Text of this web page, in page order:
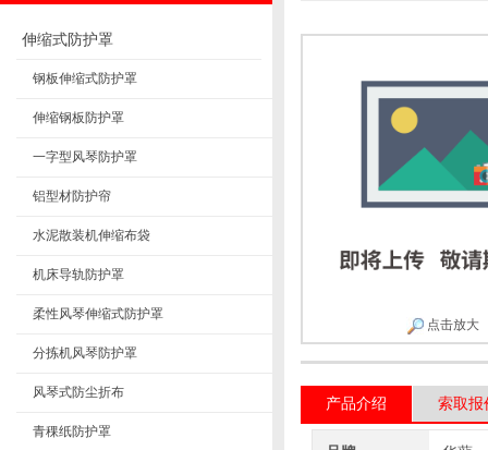
伸缩式防护罩
钢板伸缩式防护罩
伸缩钢板防护罩
一字型风琴防护罩
铝型材防护帘
水泥散装机伸缩布袋
机床导轨防护罩
柔性风琴伸缩式防护罩
分拣机风琴防护罩
风琴式防尘折布
青稞纸防护罩
点击放大
产品介绍 索取报